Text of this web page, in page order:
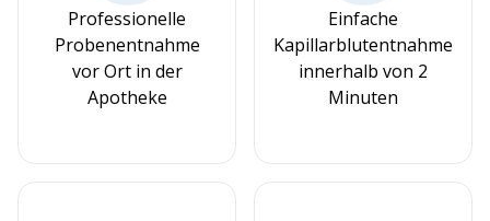
Professionelle
Probenentnahme
vor Ort in der
Apotheke
Einfache
Kapillarblutentnahme
innerhalb von 2
Minuten